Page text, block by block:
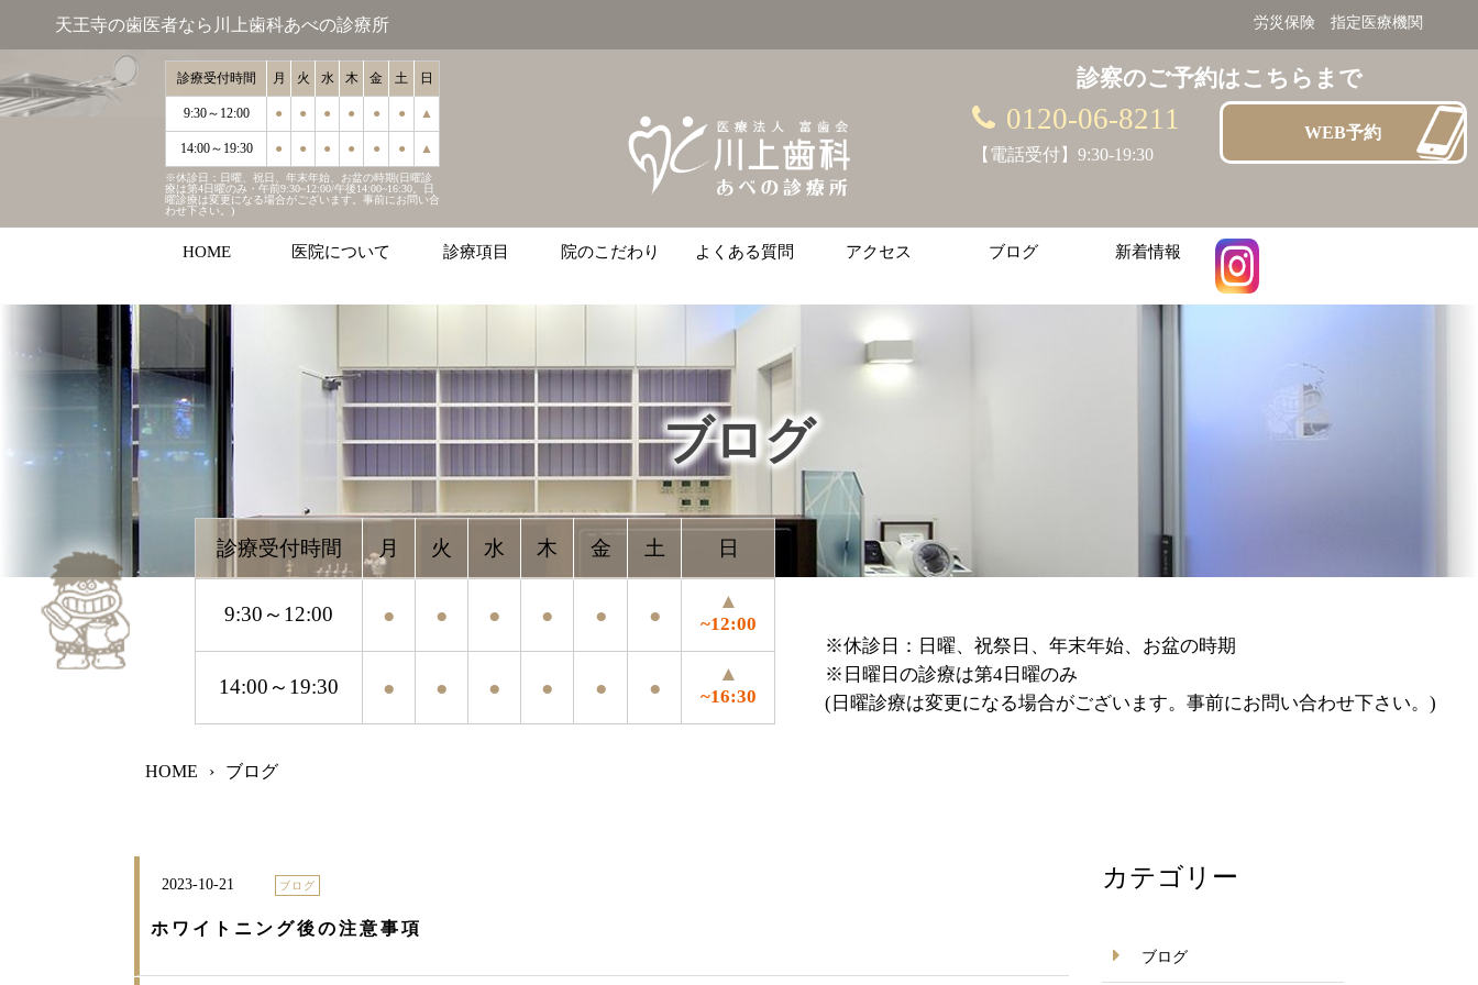
天王寺の歯医者なら川上歯科あべの診療所 労災保険 指定医療機関
診察のご予約はこちらまで
0120-06-8211
【電話受付】9:30-19:30
WEB予約
診療受付時間 月 火 水 木 金 土 日
9:30～12:00 ● ● ● ● ● ● ▲
14:00～19:30 ● ● ● ● ● ● ▲
※休診日：日曜、祝日、年末年始、お盆の時期(日曜診
療は第4日曜のみ・午前9:30~12:00/午後14:00~16:30。日
曜診療は変更になる場合がございます。事前にお問い合
わせ下さい。)
HOME 医院について 診療項目 院のこだわり よくある質問 アクセス ブログ 新着情報
ブログ
診療受付時間
9:30～12:00 ● ● ● ● ● ● ~12:00
14:00～19:30 ● ● ● ● ● ●
▲
~16:30
※休診日：日曜、祝祭日、年末年始、お盆の時期
※日曜日の診療は第4日曜のみ
HOME › ブログ
2023-10-21 ブログ
ホワイトニング後の注意事項
カテゴリー
ブログ